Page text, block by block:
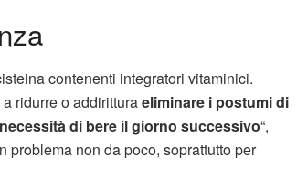
contenenti integratori vitaminici.
ridurre o addiritturaeliminare i postumi di
di bere il giorno successivo“,
problema non da poco, soprattutto per